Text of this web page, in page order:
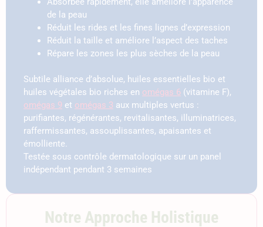
de la peau
Réduit les rides et les fines lignes d’expression
Réduit la taille et améliore l’aspect des taches
Répare les zones les plus sèches de la peau
Subtile alliance d’absolue, huiles essentielles bio et
huiles végétales bio riches en omégas 6 (vitamine F),
omégas 9 et omégas 3 aux multiples vertus :
purifiantes, régénérantes, revitalisantes, illuminatrices,
raffermissantes, assouplissantes, apaisantes et
émolliente.
Testée sous contrôle dermatologique sur un panel
indépendant pendant 3 semaines
Notre Approche Holistique